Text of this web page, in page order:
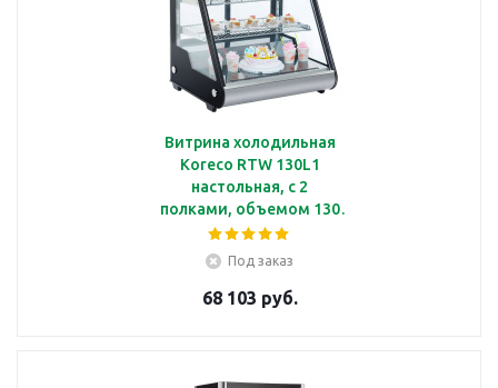
Витрина холодильная
Koreco RTW 130L1
настольная, с 2
полками, объемом 130
л, с подсветкой
Под заказ
68 103 руб.